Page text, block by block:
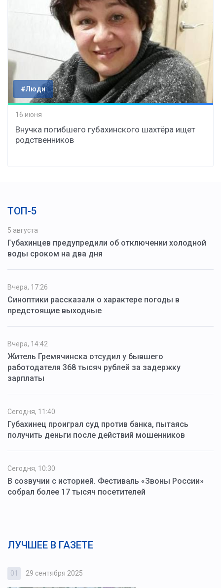
#Люди
16 июня
Внучка погибшего губахинского шахтёра ищет
родственников
ТОП-5
5 августа
Губахинцев предупредили об отключении холодной
воды сроком на два дня
Вчера, 17:26
Синоптики рассказали о характере погоды в
предстоящие выходные
Вчера, 14:42
Житель Гремячинска отсудил у бывшего
работодателя 368 тысяч рублей за задержку
зарплаты
Сегодня, 11:40
Губахинец проиграл суд против банка, пытаясь
получить деньги после действий мошенников
Сегодня, 10:30
В созвучии с историей. Фестиваль «Звоны России»
собрал более 17 тысяч посетителей
ЛУЧШЕЕ В ГАЗЕТЕ
01 29 сентября 2025